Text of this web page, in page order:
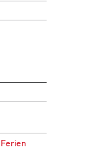
Ferien